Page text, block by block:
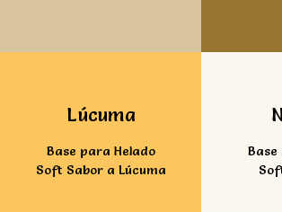
Lúcuma
Base para Helado
Soft Sabor a Lúcuma
Base